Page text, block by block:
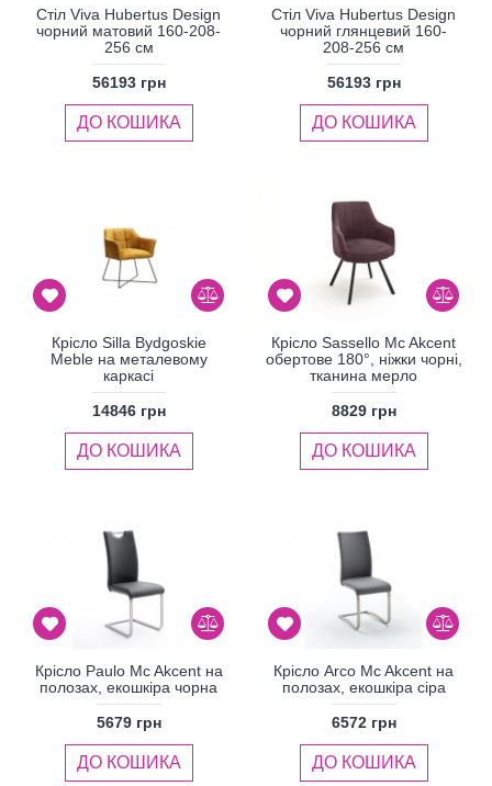
Стіл Viva Hubertus Design
чорний матовий 160-208-
256 см
56193 грн
ДО КОШИКА
Стіл Viva Hubertus Design
чорний глянцевий 160-
208-256 см
56193 грн
ДО КОШИКА
Крісло Silla Bydgoskie
Meble на металевому
каркасі
14846 грн
ДО КОШИКА
Крісло Sassello Mc Akcent
обертове 180°, ніжки чорні,
тканина мерло
8829 грн
ДО КОШИКА
Крісло Paulo Mc Akcent на
полозах, екошкіра чорна
5679 грн
ДО КОШИКА
Крісло Arco Mc Akcent на
полозах, екошкіра сіра
6572 грн
ДО КОШИКА